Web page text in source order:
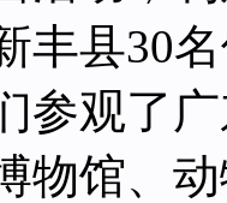
丰县30
参观了
物馆、